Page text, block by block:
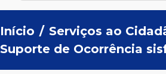
Início / Serviços ao
Suporte de Ocorrência